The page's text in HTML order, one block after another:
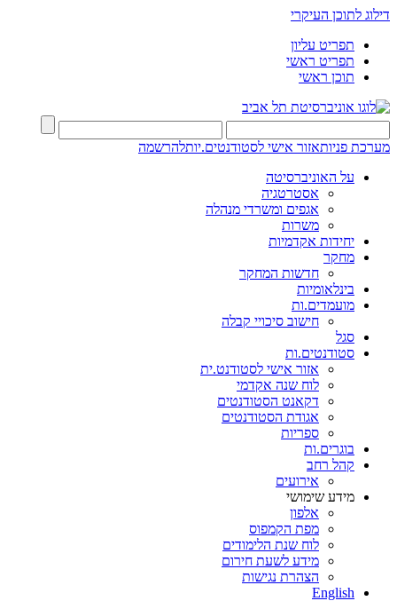
דילוג לתוכן העיקרי
תפריט עליון
תפריט ראשי
תוכן ראשי
מערכת פניותאזור אישי לסטודנטים.יותלהרשמה
על האוניברסיטה
אסטרטגיה
אגפים ומשרדי מנהלה
משרות
יחידות אקדמיות
מחקר
חדשות המחקר
בינלאומיות
מועמדים.ות
חישוב סיכויי קבלה
סגל
סטודנטים.ות
אזור אישי לסטודנט.ית
לוח שנה אקדמי
דקאנט הסטודנטים
אגודת הסטודנטים
ספריות
בוגרים.ות
קהל רחב
אירועים
מידע שימושי
אלפון
מפת הקמפוס
לוח שנת הלימודים
מידע לשעת חירום
הצהרת נגישות
English